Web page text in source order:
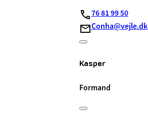
76 81 99 50
Conha@vejle.dk
Kasper
Formand